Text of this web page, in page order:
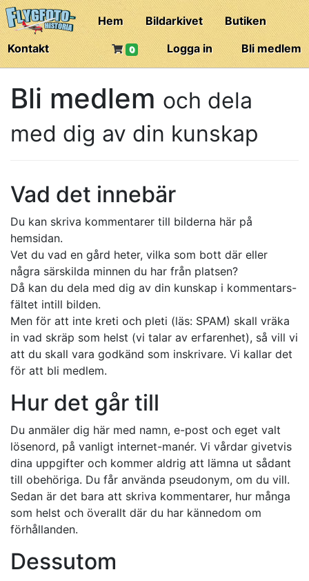
Hem Bildarkivet
Butiken
Kontakt
Bli medlem
Logga in
0
Bli medlem och dela
med dig av din kunskap
Vad det innebär
Du kan skriva kommentarer till bilderna här på
hemsidan.
Vet du vad en gård heter, vilka som bott där eller
några särskilda minnen du har från platsen?
Då kan du dela med dig av din kunskap i kommentars-
fältet intill bilden.
Men för att inte kreti och pleti (läs: SPAM) skall vräka
in vad skräp som helst (vi talar av erfarenhet), så vill vi
att du skall vara godkänd som inskrivare. Vi kallar det
för att bli medlem.
Hur det går till
Du anmäler dig här med namn, e-post och eget valt
lösenord, på vanligt internet-manér. Vi vårdar givetvis
dina uppgifter och kommer aldrig att lämna ut sådant
till obehöriga. Du får använda pseudonym, om du vill.
Sedan är det bara att skriva kommentarer, hur många
som helst och överallt där du har kännedom om
förhållanden.
Dessutom